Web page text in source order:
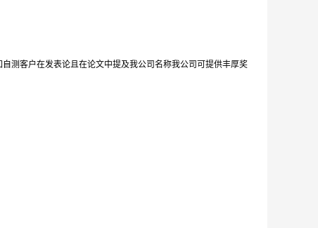
测客户在发表论且在论文中提及我公司名称我公司可提供丰厚奖